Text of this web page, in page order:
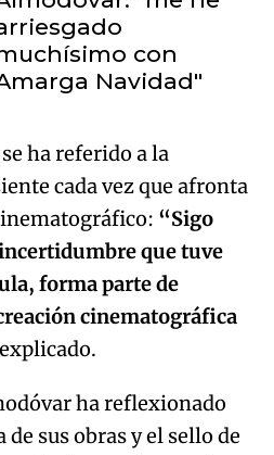
con
Navidad"
ha referido a la
cada vez que afronta
“Sigo
que tuve
forma parte de
cinematográfica
ha reflexionado
sus obras y el sello de